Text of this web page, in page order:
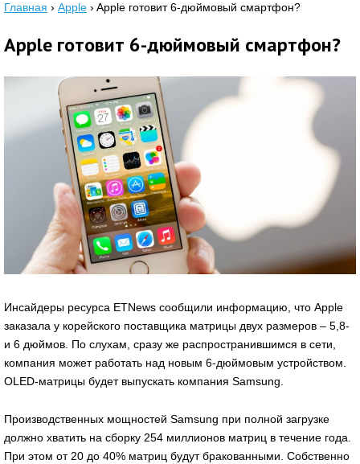
Главная › Apple › Apple готовит 6-дюймовый смартфон?
Apple готовит 6-дюймовый смартфон?
Инсайдеры ресурса ETNews сообщили информацию, что Apple
заказала у корейского поставщика матрицы двух размеров – 5,8-
и 6 дюймов. По слухам, сразу же распространившимся в сети,
компания может работать над новым 6-дюймовым устройством.
OLED-матрицы будет выпускать компания Samsung.
Производственных мощностей Samsung при полной загрузке
должно хватить на сборку 254 миллионов матриц в течение года.
При этом от 20 до 40% матриц будут бракованными. Собственно